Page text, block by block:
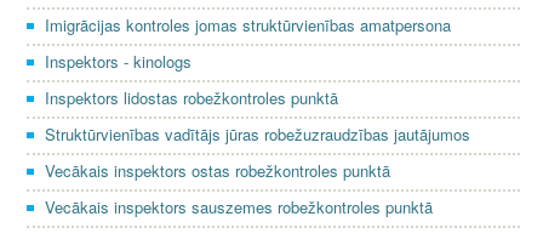
Imigrācijas kontroles jomas struktūrvienības amatpersona
Inspektors - kinologs
Inspektors lidostas robežkontroles punktā
Struktūrvienības vadītājs jūras robežuzraudzības jautājumos
Vecākais inspektors ostas robežkontroles punktā
Vecākais inspektors sauszemes robežkontroles punktā